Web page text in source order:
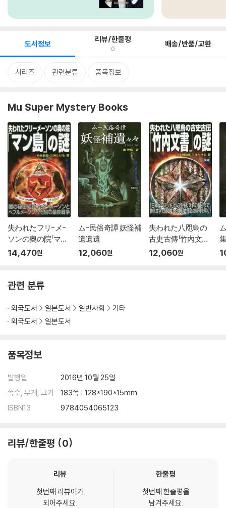
도서정보 리뷰/한줄평
0 배송/반품/교환
시리즈 관련분류 품목정보
Mu Super Mystery Books
失われたフリ-メ-
ソンの奧の院「マン
島」
14,470원
ム-民俗奇譚 妖怪補
遺遺遺
12,060원
失われた八咫烏の
古史古傳「竹內文書」
の謎
12,060원
관련 분류
외국도서 일본도서 일반사회
기타
외국도서
일본도서
품목정보
발행일
2016년 10월 25일
쪽수, 무게, 크기
183쪽 | 128*190*15mm
ISBN13
9784054065123
리뷰/한줄평 0
리뷰
첫번째 리뷰어가
되어주세요.
한줄평
첫번째 한줄평을
남겨주세요.